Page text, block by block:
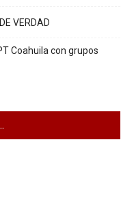
VERDAD
Coahuila con grupos